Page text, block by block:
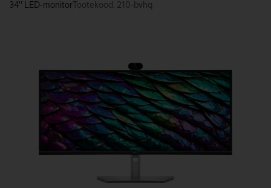
34'' LED-monitorTootekood: 210-bvhq